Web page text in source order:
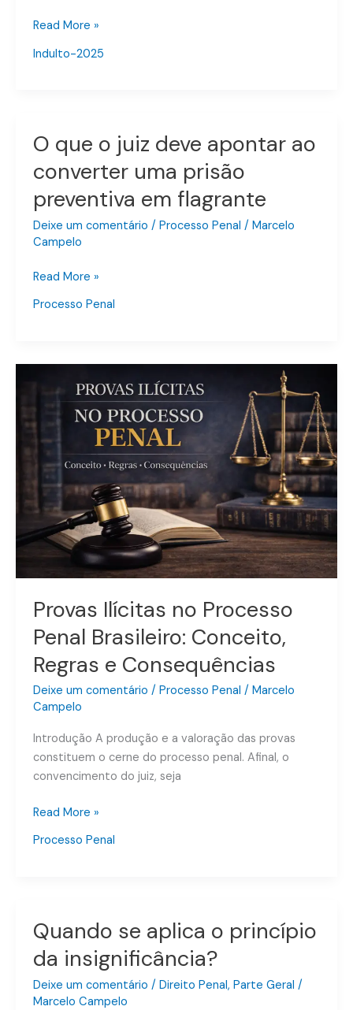
12790
2025
Read More »
Indulto-2025
O que o juiz deve apontar ao
converter uma prisão
preventiva em flagrante
Deixe um comentário / Processo Penal / Marcelo
Campelo
O
o
juiz
deve
apontar
converter
prisão
flagrante
Read More »
Processo Penal
Provas Ilícitas no Processo
Penal Brasileiro: Conceito,
Regras e Consequências
Deixe um comentário / Processo Penal / Marcelo
Campelo
Introdução A produção e a valoração das provas
constituem o cerne do processo penal. Afinal, o
convencimento do juiz, seja
Ilícitas
Processo
Penal
Brasileiro:
Conceito,
Regras
Consequências
Read More »
Processo Penal
Quando se aplica o princípio
da insignificância?
Deixe um comentário / Direito Penal, Parte Geral /
Marcelo Campelo
Quando
se
aplica
o
princípio